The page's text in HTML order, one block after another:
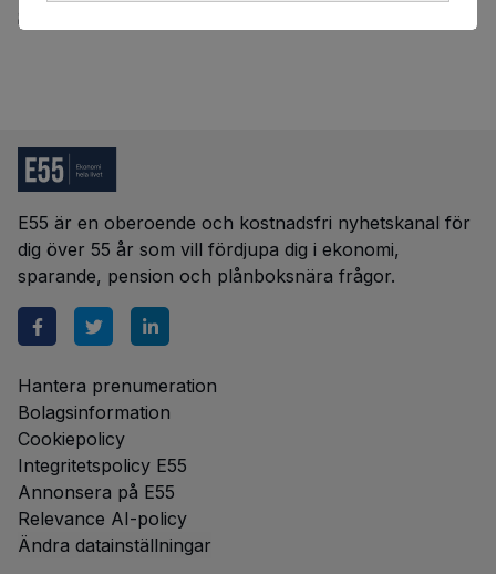
Så orkar du med börsras – råd för oroliga sparare
E55 är en oberoende och kostnadsfri nyhetskanal för
dig över 55 år som vill fördjupa dig i ekonomi,
sparande, pension och plånboksnära frågor.
Hantera prenumeration
Bolagsinformation
Cookiepolicy
Integritetspolicy E55
Annonsera på E55
Relevance AI-policy
Ändra datainställningar